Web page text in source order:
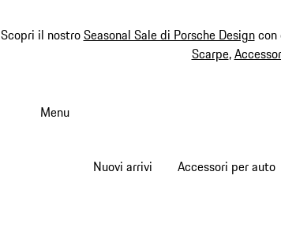
Scopri il nostroSeasonal Sale di Porsche Designcon
Scarpe,
Menu
Nuovi arrivi Accessori per auto